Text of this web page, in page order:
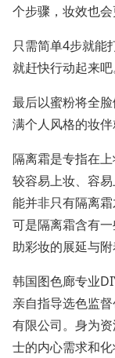
个步骤，妆效也会
只需简单4步就能
就赶快行动起来吧
最后以蜜粉将全
满个人风格的妆伴
隔离霜是专指在
较容易上妆、容
能并非只有隔离
可是隔离霜含有
助彩妆的展延与附
韩国图色廊专业
亲自指导选色监
有限公司。身为
士的内心需求和